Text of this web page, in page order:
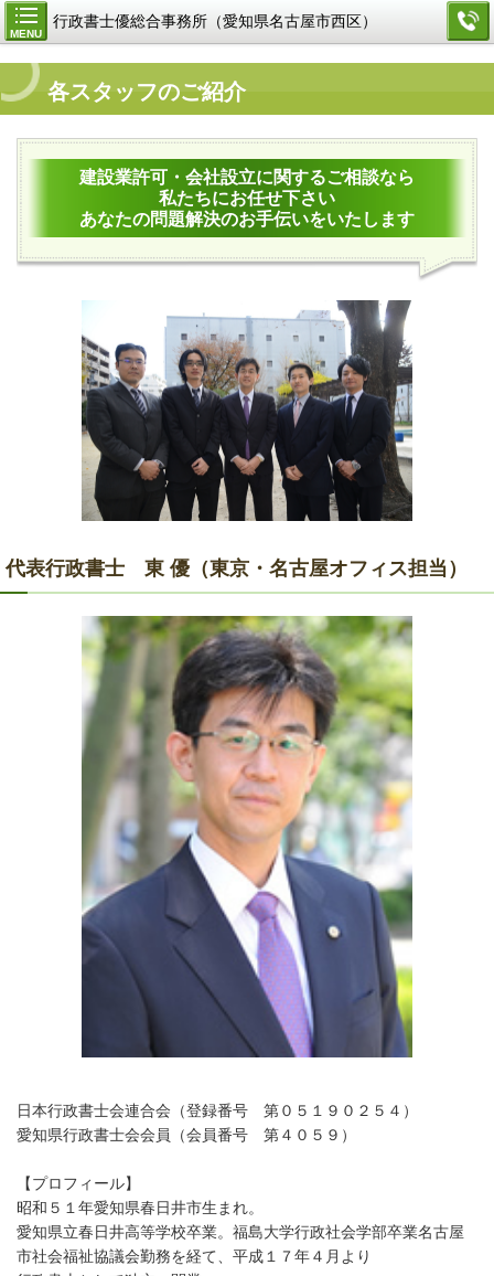
MENU
行政書士優総合事務所（愛知県名古屋市西区）
各スタッフのご紹介
建設業許可・会社設立に関するご相談なら
私たちにお任せ下さい
あなたの問題解決のお手伝いをいたします
代表行政書士 東 優（東京・名古屋オフィス担当）
日本行政書士会連合会（登録番号 第０５１９０２５４）
愛知県行政書士会会員（会員番号 第４０５９）
【プロフィール】
昭和５１年愛知県春日井市生まれ。
愛知県立春日井高等学校卒業。福島大学行政社会学部卒業名古屋
市社会福祉協議会勤務を経て、平成１７年４月より